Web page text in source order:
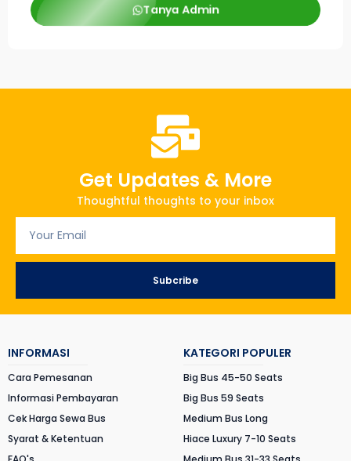
Tanya Admin
Get Updates & More
Thoughtful thoughts to your inbox
Subcribe
INFORMASI
Cara Pemesanan
Informasi Pembayaran
Cek Harga Sewa Bus
Syarat & Ketentuan
KATEGORI POPULER
Big Bus 45-50 Seats
Big Bus 59 Seats
Medium Bus Long
Hiace Luxury 7-10 Seats